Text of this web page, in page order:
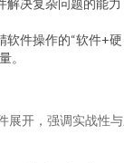
解决复杂问题的能力
软件操作的“软件+硬
。
展开，强调实战性